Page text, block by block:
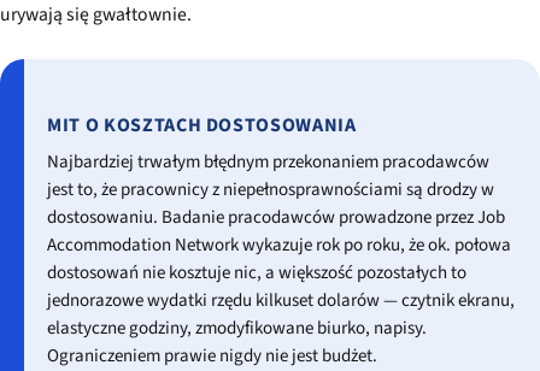
urywają się gwałtownie.
MIT O KOSZTACH DOSTOSOWANIA
Najbardziej trwałym błędnym przekonaniem pracodawców
jest to, że pracownicy z niepełnosprawnościami są drodzy w
dostosowaniu. Badanie pracodawców prowadzone przez Job
Accommodation Network wykazuje rok po roku, że ok. połowa
dostosowań nie kosztuje nic, a większość pozostałych to
jednorazowe wydatki rzędu kilkuset dolarów — czytnik ekranu,
elastyczne godziny, zmodyfikowane biurko, napisy.
Ograniczeniem prawie nigdy nie jest budżet.